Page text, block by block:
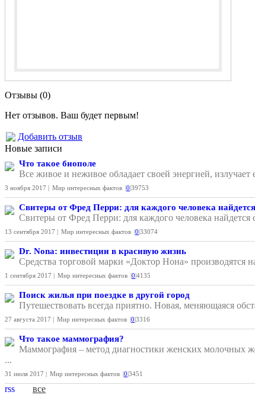
Отзывы (0)
Нет отзывов. Ваш будет первым!
Добавить отзыв
Новые записи
Что такое биополе
Все живое и неживое обладает своей энергией,
3 ноября 2017 | Мир интересных фактов 0 39753
Свитеры от Фред Перри: для каждого человека
Свитеры от Фред Перри: для каждого человека найдется
13 сентября 2017 | Мир интересных фактов 0 33074
Dr. Nona: инвестиции в красивую жизнь
Средства торговой марки «Доктор Нона»
1 сентября 2017 | Мир интересных фактов 0 4135
Поиск жилья при поездке в другой город
Путешествовать всегда приятно. Новая, меняющаяся
27 августа 2017 | Мир интересных фактов 0 3316
Что такое маммография?
Маммография – метод диагностики женских молочных
...
31 июля 2017 | Мир интересных фактов 0 3451
rss
все